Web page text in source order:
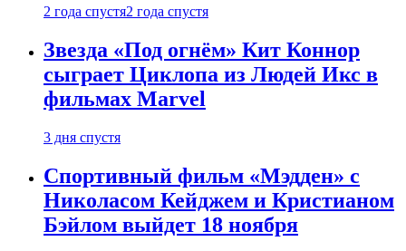
2 года спустя2 года спустя
Звезда «Под огнём» Кит Коннор
сыграет Циклопа из Людей Икс в
фильмах Marvel
3 дня спустя
Спортивный фильм «Мэдден» с
Николасом Кейджем и Кристианом
Бэйлом выйдет 18 ноября